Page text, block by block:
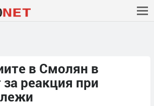
в Смолян в
за реакция при